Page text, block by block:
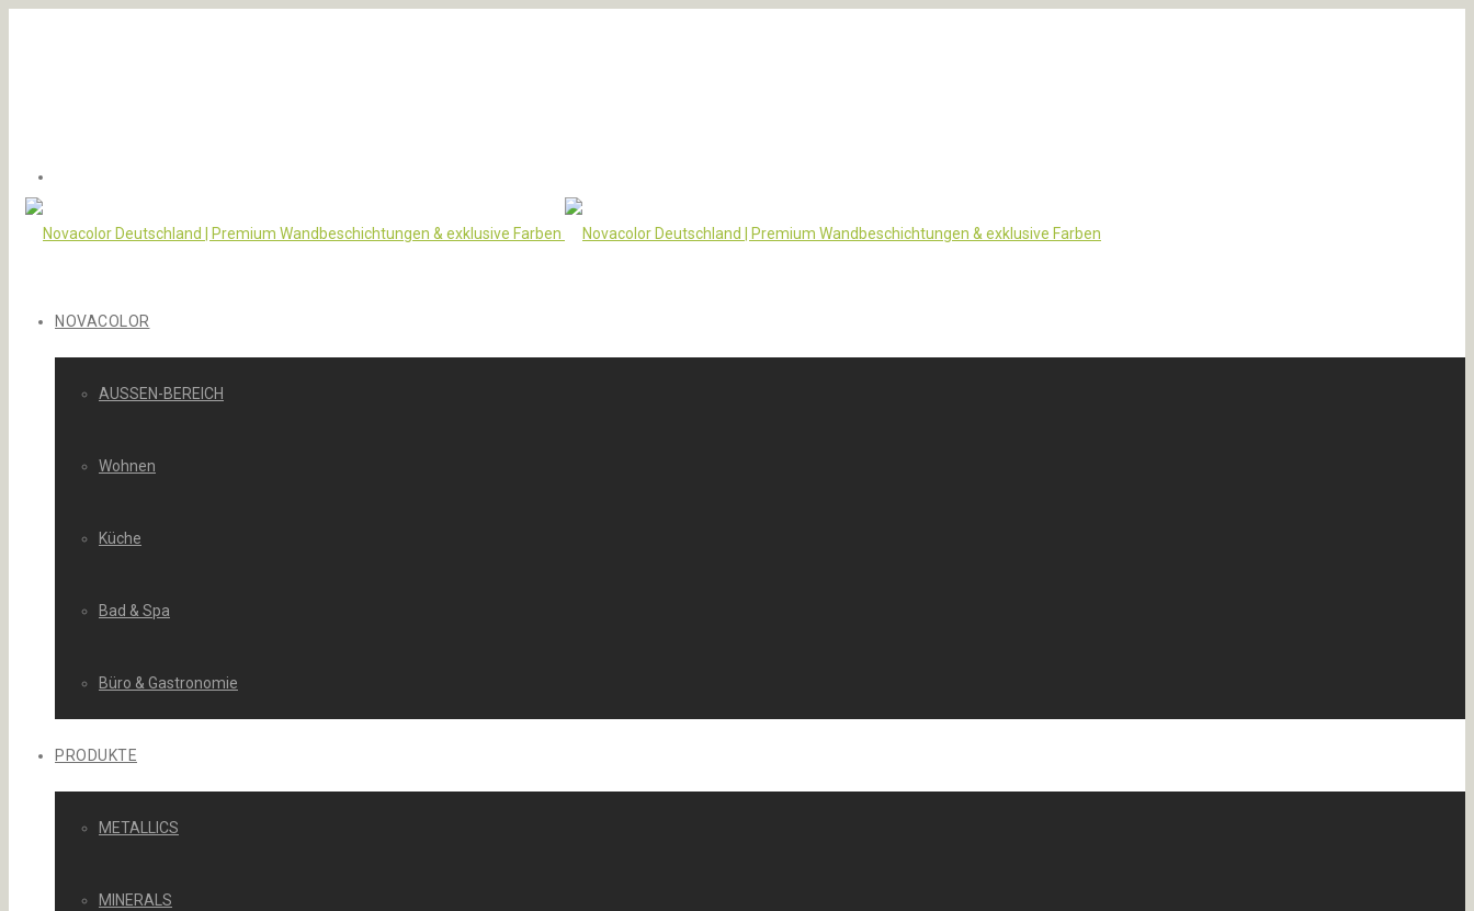
NOVACOLOR
AUSSEN-BEREICH
Wohnen
Küche
Bad & Spa
Büro & Gastronomie
PRODUKTE
METALLICS
MINERALS